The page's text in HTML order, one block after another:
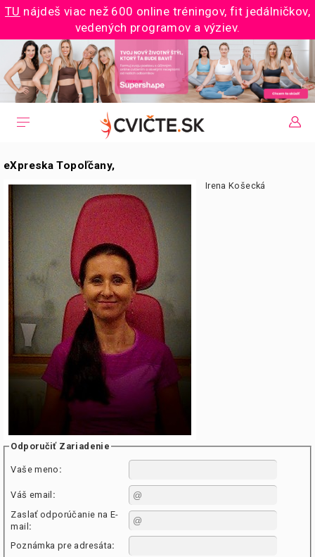
TU nájdeš viac než 600 online tréningov, fit jedálničkov,
vedených programov a výziev.
eXpreska Topoľčany,
Irena Košecká
Odporučiť Zariadenie
Vaše meno :
Váš email :
Zaslať odporúčanie na E-
mail :
Poznámka pre adresáta: